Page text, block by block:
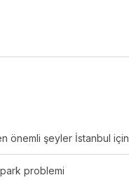
önemli şeyler İstanbul için
problemi